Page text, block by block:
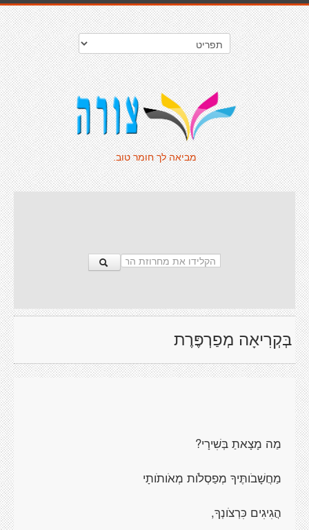
מביאה לך חומר טוב.
בְּקְרִיאָה מְפַרְפֶּרֶת
מַה מָצָאתַ בְּשִׁירָי?
מַחֲשָׁבֹותֶּיךָ מְפַסְלֹות מְאֹותֹותָי
הֲגִיגִים כִּרְצֹונְךָ,